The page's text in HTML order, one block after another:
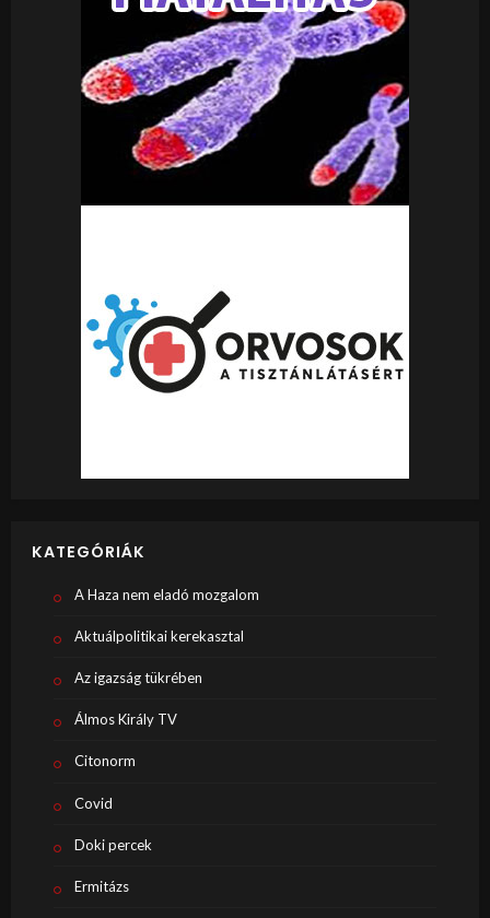
KATEGÓRIÁK
A Haza nem eladó mozgalom
Aktuálpolitikai kerekasztal
Az igazság tükrében
Álmos Király TV
Citonorm
Covid
Doki percek
Ermitázs